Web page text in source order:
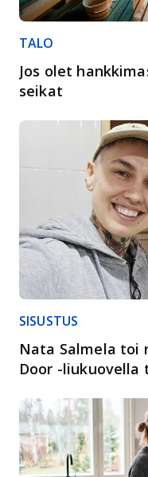
TALO
Jos olet
seikat
SISUSTUS
Nata Salmela toi
Door -liukuovella